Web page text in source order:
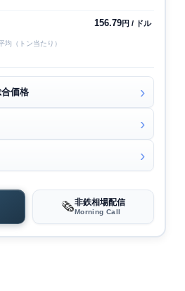
156.79円 / ドル
（トン当たり）
価格
🗞️非鉄相場配信
Morning Call